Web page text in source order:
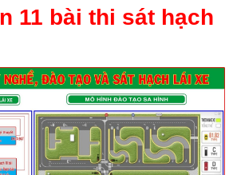
11 bài thi sát hạch